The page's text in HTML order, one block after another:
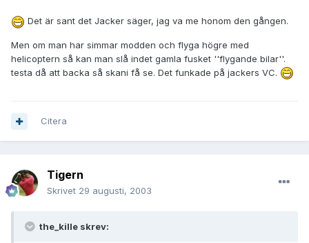
Det är sant det Jacker säger, jag va me honom den gången.
Men om man har simmar modden och flyga högre med
helicoptern så kan man slå indet gamla fusket ''flygande bilar''.
testa då att backa så skani få se. Det funkade på jackers VC.
Citera
Tigern
Skrivet 29 augusti, 2003
the_kille skrev: